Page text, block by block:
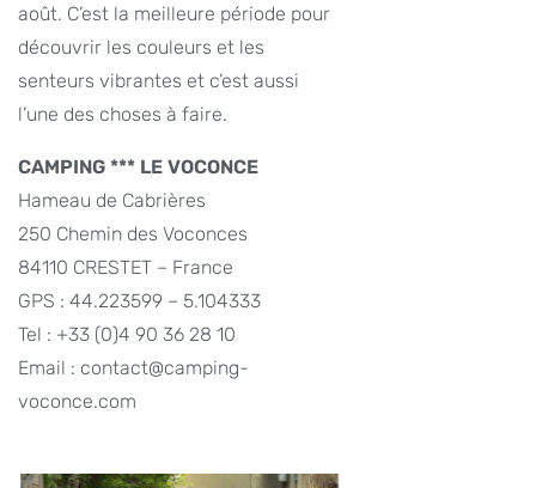
août. C’est la meilleure période pour
découvrir les couleurs et les
senteurs vibrantes et c’est aussi
l’une des choses à faire.
CAMPING *** LE VOCONCE
Hameau de Cabrières
250 Chemin des Voconces
84110 CRESTET – France
GPS : 44.223599 – 5.104333
Tel : +33 (0)4 90 36 28 10
Email : contact@camping-
voconce.com